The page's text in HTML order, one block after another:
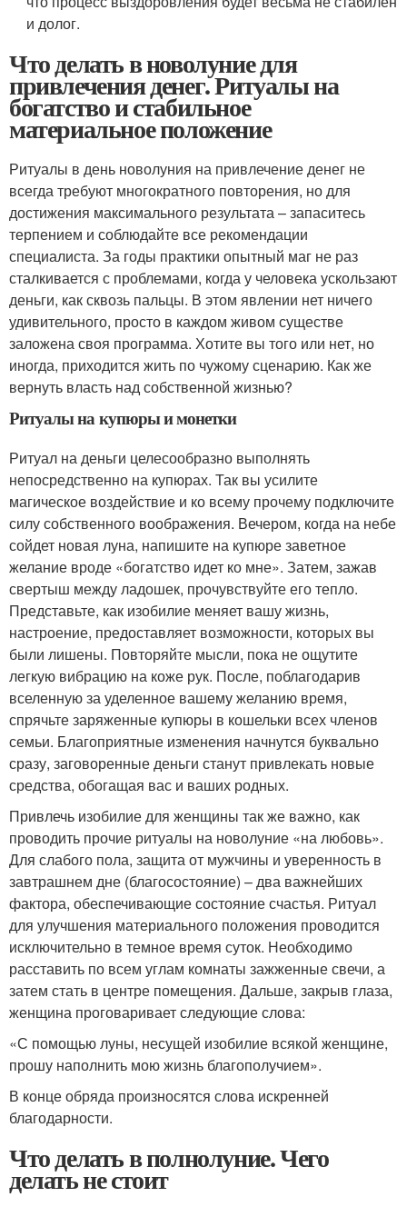
и долог.
Что делать в новолуние для
привлечения денег. Ритуалы на
богатство и стабильное
материальное положение
Ритуалы в день новолуния на привлечение денег не
всегда требуют многократного повторения, но для
достижения максимального результата – запаситесь
терпением и соблюдайте все рекомендации
специалиста. За годы практики опытный маг не раз
сталкивается с проблемами, когда у человека ускользают
деньги, как сквозь пальцы. В этом явлении нет ничего
удивительного, просто в каждом живом существе
заложена своя программа. Хотите вы того или нет, но
иногда, приходится жить по чужому сценарию. Как же
вернуть власть над собственной жизнью?
Ритуалы на купюры и монетки
Ритуал на деньги целесообразно выполнять
непосредственно на купюрах. Так вы усилите
магическое воздействие и ко всему прочему подключите
силу собственного воображения. Вечером, когда на небе
сойдет новая луна, напишите на купюре заветное
желание вроде «богатство идет ко мне». Затем, зажав
свертыш между ладошек, прочувствуйте его тепло.
Представьте, как изобилие меняет вашу жизнь,
настроение, предоставляет возможности, которых вы
были лишены. Повторяйте мысли, пока не ощутите
легкую вибрацию на коже рук. После, поблагодарив
вселенную за уделенное вашему желанию время,
спрячьте заряженные купюры в кошельки всех членов
семьи. Благоприятные изменения начнутся буквально
сразу, заговоренные деньги станут привлекать новые
средства, обогащая вас и ваших родных.
Привлечь изобилие для женщины так же важно, как
проводить прочие ритуалы на новолуние «на любовь».
Для слабого пола, защита от мужчины и уверенность в
завтрашнем дне (благосостояние) – два важнейших
фактора, обеспечивающие состояние счастья. Ритуал
для улучшения материального положения проводится
исключительно в темное время суток. Необходимо
расставить по всем углам комнаты зажженные свечи, а
затем стать в центре помещения. Дальше, закрыв глаза,
женщина проговаривает следующие слова:
«С помощью луны, несущей изобилие всякой женщине,
прошу наполнить мою жизнь благополучием».
В конце обряда произносятся слова искренней
благодарности.
Что делать в полнолуние. Чего
делать не стоит